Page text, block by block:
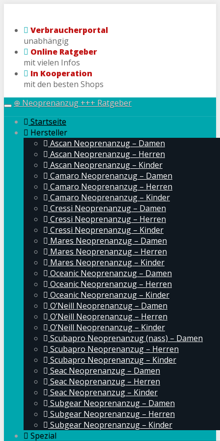
main
content
Verbraucherportal
unabhängig
Online Ratgeber
mit vielen Infos
In Kooperation
mit den besten Shops
Toggle
navigation
⊕ Neoprenanzug +++ Ratgeber
Startseite
Hersteller
Ascan Neoprenanzug – Damen
Ascan Neoprenanzug – Herren
Ascan Neoprenanzug – Kinder
Camaro Neoprenanzug – Damen
Camaro Neoprenanzug – Herren
Camaro Neoprenanzug – Kinder
Cressi Neoprenanzug – Damen
Cressi Neoprenanzug – Herren
Cressi Neoprenanzug – Kinder
Mares Neoprenanzug – Damen
Mares Neoprenanzug – Herren
Mares Neoprenanzug – Kinder
Oceanic Neoprenanzug – Damen
Oceanic Neoprenanzug – Herren
Oceanic Neoprenanzug – Kinder
O’Neill Neoprenanzug – Damen
O’Neill Neoprenanzug – Herren
O’Neill Neoprenanzug – Kinder
Scubapro Neoprenanzug (nass) – Damen
Scubapro Neoprenanzug – Herren
Scubapro Neoprenanzug – Kinder
Seac Neoprenanzug – Damen
Seac Neoprenanzug – Herren
Seac Neoprenanzug – Kinder
Subgear Neoprenanzug – Damen
Subgear Neoprenanzug – Herren
Subgear Neoprenanzug – Kinder
Spezial